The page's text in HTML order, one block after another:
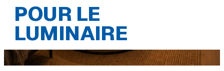
POUR LE
LUMINAIRE